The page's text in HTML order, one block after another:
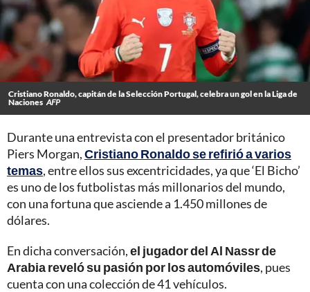
Cristiano Ronaldo, capitán de la Selección Portugal, celebra un gol en la Liga de
Naciones AFP
Durante una entrevista con el presentador británico
Piers Morgan,Cristiano Ronaldo se refirió a varios
temas, entre ellos sus excentricidades, ya que ‘El Bicho’
es uno de los futbolistas más millonarios del mundo,
con una fortuna que asciende a 1.450 millones de
dólares.
En dicha conversación,el jugador del Al Nassr de
Arabia reveló su pasión por los automóviles, pues
cuenta con una colección de 41 vehículos.